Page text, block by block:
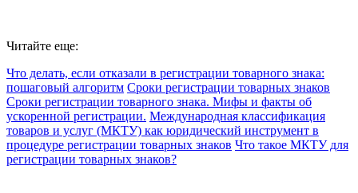
Читайте еще:
Что делать, если отказали в регистрации товарного знака:
пошаговый алгоритм Сроки регистрации товарных знаков
Сроки регистрации товарного знака. Мифы и факты об
ускоренной регистрации. Международная классификация
товаров и услуг (МКТУ) как юридический инструмент в
процедуре регистрации товарных знаков Что такое МКТУ для
регистрации товарных знаков?